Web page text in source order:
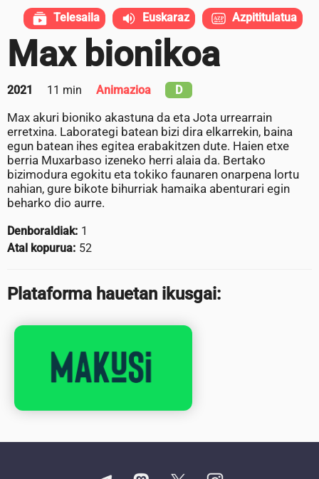
Max bionikoa
2021 11 min Animazioa D
Max akuri bioniko akastuna da eta Jota urrearrain
erretxina. Laborategi batean bizi dira elkarrekin, baina
egun batean ihes egitea erabakitzen dute. Haien etxe
berria Muxarbaso izeneko herri alaia da. Bertako
bizimodura egokitu eta tokiko faunaren onarpena lortu
nahian, gure bikote bihurriak hamaika abenturari egin
beharko dio aurre.
Denboraldiak: 1
Atal kopurua: 52
Plataforma hauetan ikusgai:
Telesaila Euskaraz Azpititulatua